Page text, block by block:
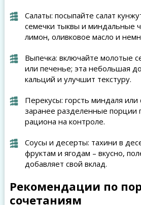
Салаты: посыпайте салат
семечки тыквы и миндальные
лимон, оливковое масло и
Выпечка: включайте молотые
или печенье; эта небольшая
кальций и улучшит текстуру.
Перекусы: горсть миндаля или
заранее разделенные порции
рациона на контроле.
Соусы и десерты: тахини в
фруктам и ягодам – вкусно,
добавляет свой вклад.
Рекомендации по
сочетаниям